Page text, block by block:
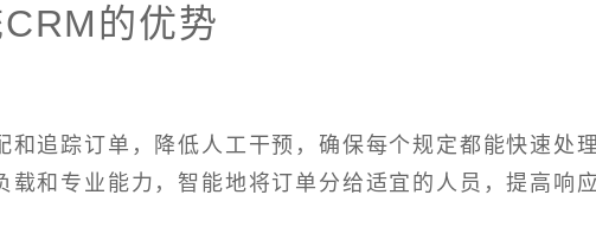
的优势
和追踪订单，降低人工干预，确保每个规定都能快速处
载和专业能力，智能地将订单分给适宜的人员，提高响